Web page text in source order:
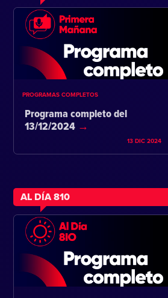
PROGRAMAS COMPLETOS
Programa completo del
13/12/2024
13 DIC 2024
AL DÍA 810